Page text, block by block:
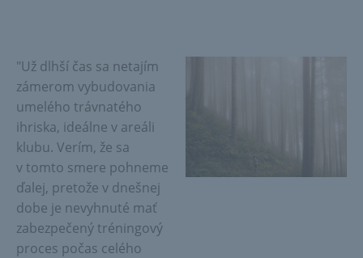
"Už dlhší čas sa netajím
zámerom vybudovania
umelého trávnatého
ihriska, ideálne v areáli
klubu. Verím, že sa
v tomto smere pohneme
ďalej, pretože v dnešnej
dobe je nevyhnuté mať
zabezpečený tréningový
proces počas celého